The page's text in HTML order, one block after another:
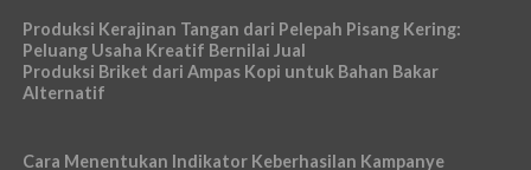
Produksi Kerajinan Tangan dari Pelepah Pisang Kering:
Peluang Usaha Kreatif Bernilai Jual
Produksi Briket dari Ampas Kopi untuk Bahan Bakar
Alternatif
Cara Menentukan Indikator Keberhasilan Kampanye